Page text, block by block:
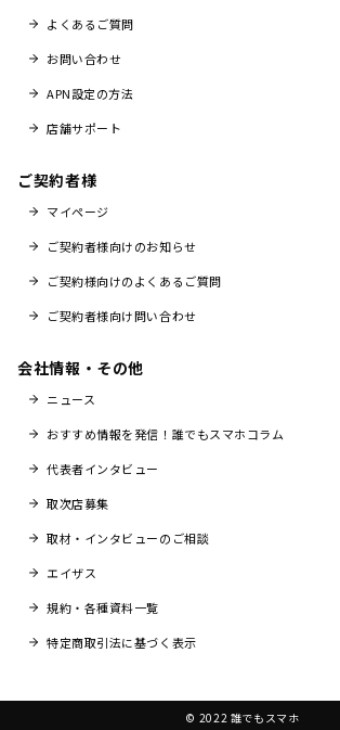
よくあるご質問
お問い合わせ
APN設定の方法
店舗サポート
ご契約者様
マイページ
ご契約者様向けのお知らせ
ご契約様向けのよくあるご質問
ご契約者様向け問い合わせ
会社情報・その他
ニュース
おすすめ情報を発信！誰でもスマホコラム
代表者インタビュー
取次店募集
取材・インタビューのご相談
エイザス
規約・各種資料一覧
特定商取引法に基づく表示
© 2022 誰でもスマホ